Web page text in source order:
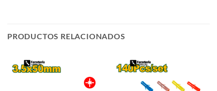
PRODUCTOS RELACIONADOS